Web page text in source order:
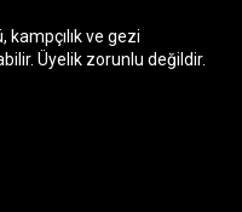
kampçılık ve gezi
Üyelik zorunlu değildir.